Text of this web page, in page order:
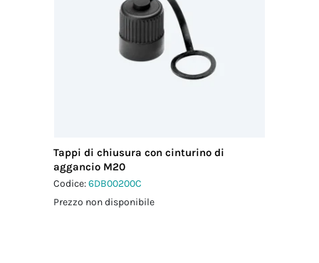
Tappi di chiusura con cinturino di
aggancio M20
Codice:6DB00200C
Prezzo non disponibile